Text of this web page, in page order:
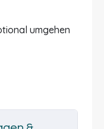
deinem
du die
über
umgehen